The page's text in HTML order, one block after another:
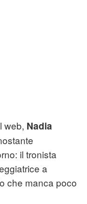
web, Nadia
il tronista
a
che manca poco